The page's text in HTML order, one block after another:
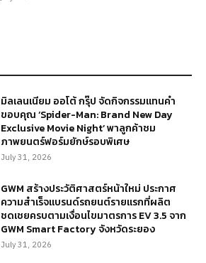
มิลเลนเนียม ออโต้ กรุ๊ป จัดกิจกรรมแทนคำ
ขอบคุณ ‘Spider-Man: Brand New Day
Exclusive Movie Night’ พาลูกค้าชม
ภาพยนตร์ฟอร์มยักษ์รอบพิเศษ
July 31, 2026
GWM สร้างประวัติศาสตร์หน้าใหม่ ประกาศ
ความสำเร็จแบรนด์รถยนต์รายแรกที่ผลิต
ชดเชยครบตามเงื่อนไขมาตรการ EV 3.5 จาก
GWM Smart Factory จังหวัดระยอง
July 31, 2026